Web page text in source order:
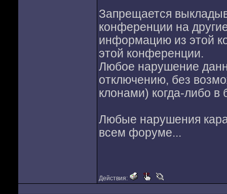
Запрещается
конференции на
информацию из этой
этой конференции.
Любое нарушение
отключению, без
клонами) когда-либо в
Любые нарушения
всем форуме...
Действия: